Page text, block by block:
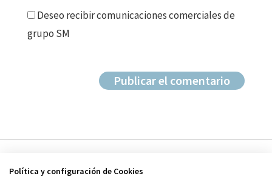
Deseo recibir comunicaciones comerciales de
grupo SM
Política y configuración de Cookies